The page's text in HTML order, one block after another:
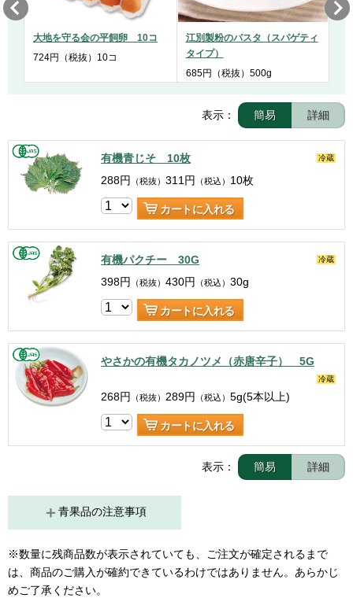
大地を守る会の平飼卵 10コ
724円 （税抜） 10コ
江別製粉のパスタ（スパゲティ
タイプ）
685円 （税抜） 500g
表示： 簡易 詳細
有機青じそ 10枚 冷蔵
288円 （税抜） 311 円 （税込） 10枚
カートに入れる
有機パクチー 30G 冷蔵
398円 （税抜） 430円 （税込） 30g
カートに入れる
やさかの有機タカノツメ（赤唐辛子） 5G
冷蔵
268円 （税抜） 289円 （税込） 5g(5本以上)
カートに入れる
表示： 簡易 詳細
青果品の注意事項
※数量に残商品数が表示されていても、ご注文が確定されるまで
は、商品のご購入が確約できているわけではありません。あらかじ